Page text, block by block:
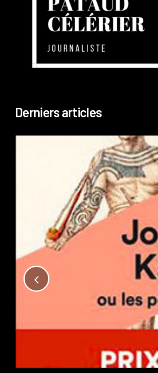
Derniers articles